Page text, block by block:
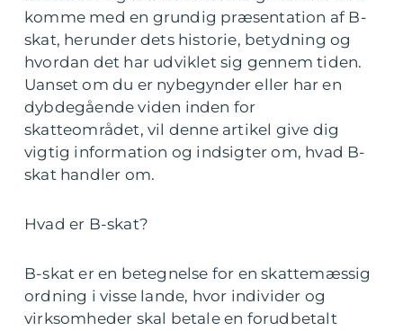
komme med en grundig præsentation af B-
skat, herunder dets historie, betydning og
hvordan det har udviklet sig gennem tiden.
Uanset om du er nybegynder eller har en
dybdegående viden inden for
skatteområdet, vil denne artikel give dig
vigtig information og indsigter om, hvad B-
skat handler om.
Hvad er B-skat?
B-skat er en betegnelse for en skattemæssig
ordning i visse lande, hvor individer og
virksomheder skal betale en forudbetalt